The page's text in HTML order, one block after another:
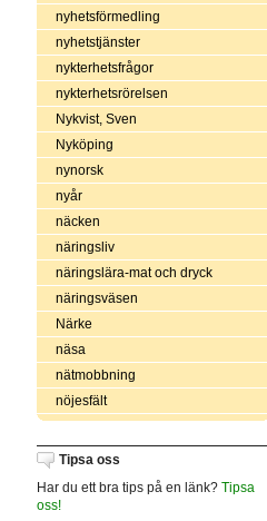
nyhetsförmedling
nyhetstjänster
nykterhetsfrågor
nykterhetsrörelsen
Nykvist, Sven
Nyköping
nynorsk
nyår
näcken
näringsliv
näringslära-mat och dryck
näringsväsen
Närke
näsa
nätmobbning
nöjesfält
Tipsa oss
Har du ett bra tips på en länk? Tipsa
oss!